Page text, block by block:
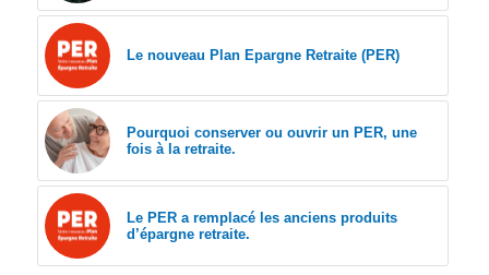
Le nouveau Plan Epargne Retraite (PER)
Pourquoi conserver ou ouvrir un PER, une
fois à la retraite.
Le PER a remplacé les anciens produits
d’épargne retraite.